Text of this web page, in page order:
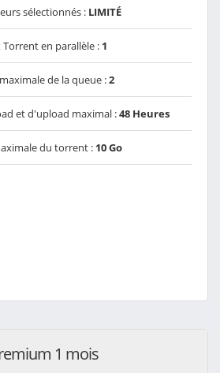
sélectionnés : LIMITÉ
Torrent en parallèle : 1
de la queue :2
et d'upload maximal :48 Heures
du torrent : 10 Go
1 mois